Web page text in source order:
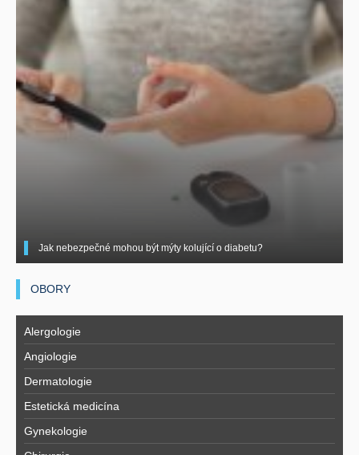
Jak nebezpečné mohou být mýty kolující o diabetu?
OBORY
Alergologie
Angiologie
Dermatologie
Estetická medicína
Gynekologie